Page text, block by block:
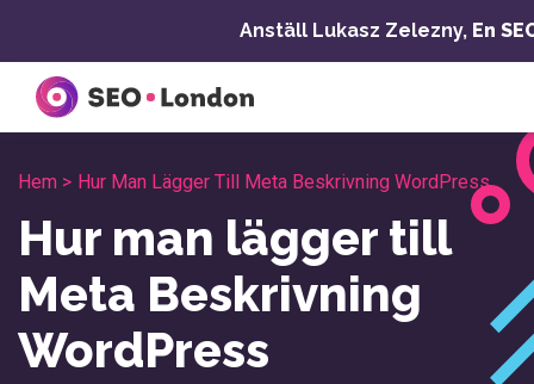
innehåll
Anställ Lukasz Zelezny, En
Hem > Hur Man Lägger Till Meta Beskrivning WordPress
Hur man lägger till
Meta Beskrivning
WordPress